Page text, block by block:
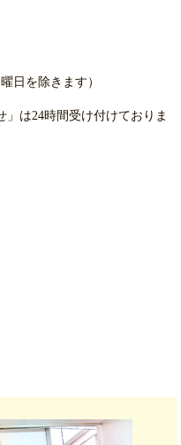
日を除きます）
は24時間受け付けておりま